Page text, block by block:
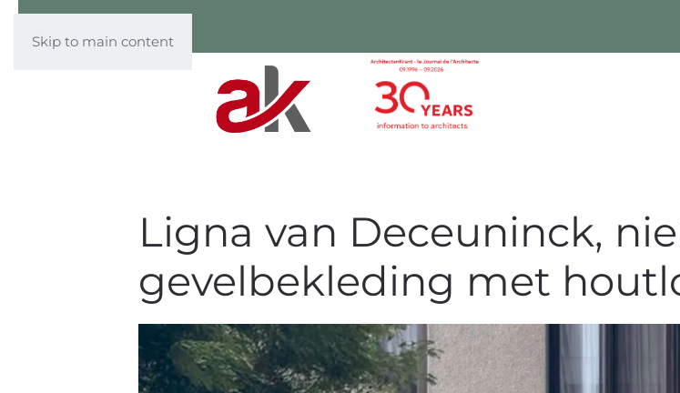
Skip to main content
Ligna van Deceuninck,
gevelbekleding met